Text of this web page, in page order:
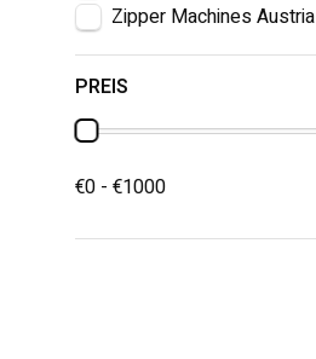
Zipper Machines Austria
PREIS
€0 - €1000